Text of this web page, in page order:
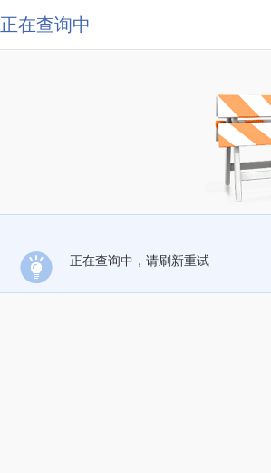
正在查询中
正在查询中，请刷新重试